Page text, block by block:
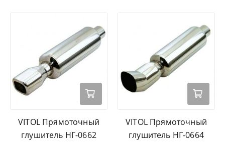
VITOL Прямоточный
глушитель НГ-0662
VITOL Прямоточный
глушитель НГ-0664